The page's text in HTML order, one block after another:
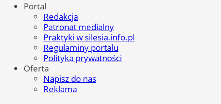
Portal
Redakcja
Patronat medialny
Praktyki w silesia.info.pl
Regulaminy portalu
Polityka prywatności
Oferta
Napisz do nas
Reklama